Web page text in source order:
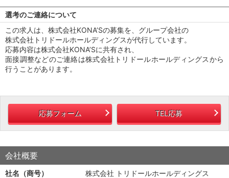
選考のご連絡について
この求人は、株式会社KONA’Sの募集を、グループ会社の
株式会社トリドールホールディングスが代行しています。
応募内容は株式会社KONA’Sに共有され、
面接調整などのご連絡は株式会社トリドールホールディングスから
行うことがあります。
応募フォーム TEL応募
会社概要
社名（商号）
株式会社 トリドールホールディングス